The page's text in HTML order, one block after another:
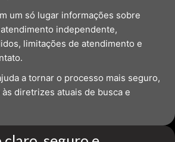
um só lugar informações sobre
independente,
limitações de atendimento e
a tornar o processo mais seguro,
diretrizes atuais de busca e